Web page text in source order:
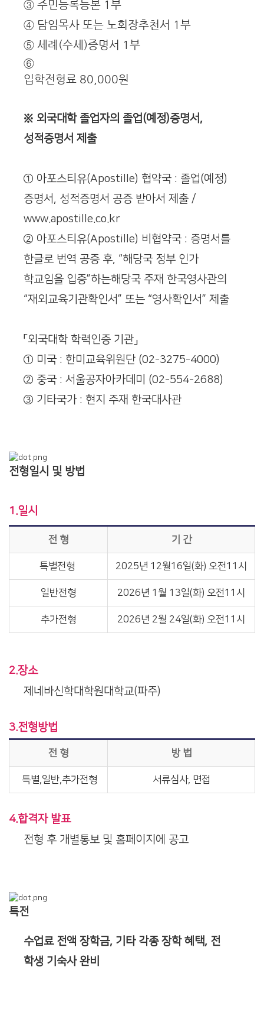
③ 주민등록등본 1부
④ 담임목사 또는 노회장추천서 1부
⑤ 세례(수세)증명서 1부
⑥
입학전형료 80,000원
※ 외국대학 졸업자의 졸업(예정)증명서,
성적증명서 제출
① 아포스티유(Apostille) 협약국 : 졸업(예정)
증명서, 성적증명서 공증 받아서 제출 /
www.apostille.co.kr
② 아포스티유(Apostille) 비협약국 : 증명서를
한글로 번역 공증 후, “해당국 정부 인가
학교임을 입증”하는해당국 주재 한국영사관의
“재외교육기관확인서” 또는 “영사확인서” 제출
「외국대학 학력인증 기관」
① 미국 : 한미교육위원단 (02-3275-4000)
② 중국 : 서울공자아카데미 (02-554-2688)
③ 기타국가 : 현지 주재 한국대사관
전형일시 및 방법
1.일시
전 형 기 간
특별전형 2025년 12월16일(화) 오전11시
일반전형 2026년 1월 13일(화) 오전11시
추가전형 2026년 2월 24일(화) 오전11시
2.장소
제네바신학대학원대학교(파주)
3.전형방법
전 형 방 법
특별,일반,추가전형 서류심사, 면접
4.합격자 발표
전형 후 개별통보 및 홈페이지에 공고
특전
수업료 전액 장학금, 기타 각종 장학 혜택, 전
학생 기숙사 완비